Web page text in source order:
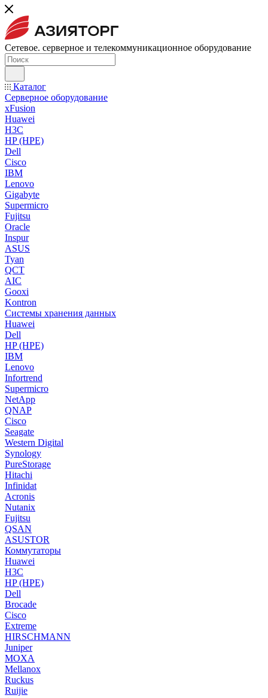
Сетевое. серверное и телекоммуникационное оборудование
Каталог
Серверное оборудование
xFusion
Huawei
H3C
HP (HPE)
Dell
Cisco
IBM
Lenovo
Gigabyte
Supermicro
Fujitsu
Oracle
Inspur
ASUS
Tyan
QCT
AIC
Gooxi
Kontron
Системы хранения данных
Huawei
Dell
HP (HPE)
IBM
Lenovo
Infortrend
Supermicro
NetApp
QNAP
Cisco
Seagate
Western Digital
Synology
PureStorage
Hitachi
Infinidat
Acronis
Nutanix
Fujitsu
QSAN
ASUSTOR
Коммутаторы
Huawei
H3C
HP (HPE)
Dell
Brocade
Cisco
Extreme
HIRSCHMANN
Juniper
MOXA
Mellanox
Ruckus
Ruijie